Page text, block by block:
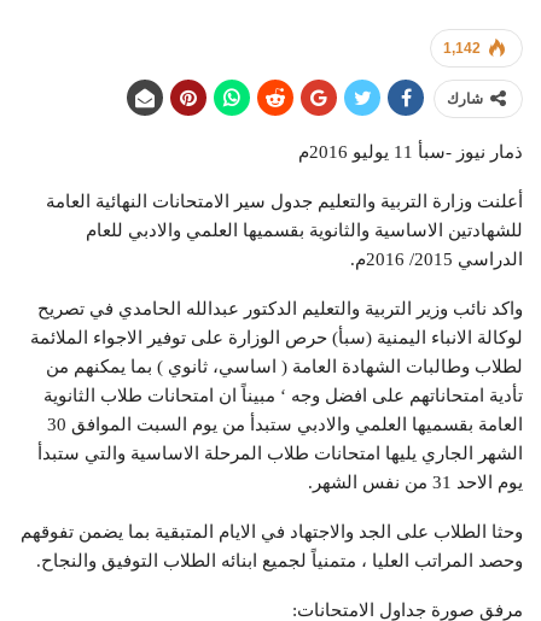
1,142
شارك
ذمار نيوز -سبأ 11 يوليو 2016م
أعلنت وزارة التربية والتعليم جدول سير الامتحانات النهائية العامة
للشهادتين الاساسية والثانوية بقسميها العلمي والادبي للعام
الدراسي 2015/ 2016م.
واكد نائب وزير التربية والتعليم الدكتور عبدالله الحامدي في تصريح
لوكالة الانباء اليمنية (سبأ) حرص الوزارة على توفير الاجواء الملائمة
لطلاب وطالبات الشهادة العامة ( اساسي، ثانوي ) بما يمكنهم من
تأدية امتحاناتهم على افضل وجه ‘ مبيناً ان امتحانات طلاب الثانوية
العامة بقسميها العلمي والادبي ستبدأ من يوم السبت الموافق 30
الشهر الجاري يليها امتحانات طلاب المرحلة الاساسية والتي ستبدأ
يوم الاحد 31 من نفس الشهر.
وحثا الطلاب على الجد والاجتهاد في الايام المتبقية بما يضمن تفوقهم
وحصد المراتب العليا ، متمنياً لجميع ابنائه الطلاب التوفيق والنجاح.
مرفق صورة جداول الامتحانات: